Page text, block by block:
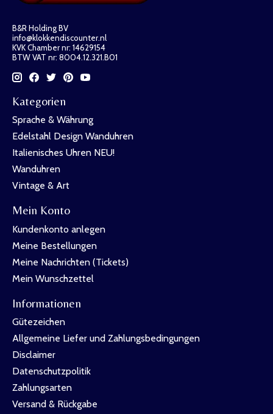
B&R Holding BV
info@klokkendiscounter.nl
KVK Chamber nr: 14629154
BTW VAT nr: 8004.12.321.B01
Kategorien
Sprache & Währung
Edelstahl Design Wanduhren
Italienisches Uhren NEU!
Wanduhren
Vintage & Art
Mein Konto
Kundenkonto anlegen
Meine Bestellungen
Meine Nachrichten (Tickets)
Mein Wunschzettel
Informationen
Gütezeichen
Allgemeine Liefer und Zahlungsbedingungen
Disclaimer
Datenschutzpolitik
Zahlungsarten
Versand & Rückgabe